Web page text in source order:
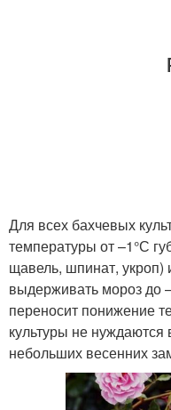
Для всех бахчевых
температуры от –1°С
щавель, шпинат, укроп)
выдерживать мороз до
переносит понижение
культуры не
небольших весенних